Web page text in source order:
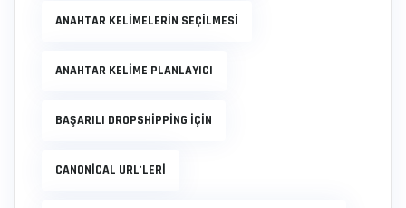
ANAHTAR KELIMELERIN SEÇILMESI
ANAHTAR KELIME PLANLAYICI
BAŞARILI DROPSHIPPING IÇIN
CANONICAL URL'LERI